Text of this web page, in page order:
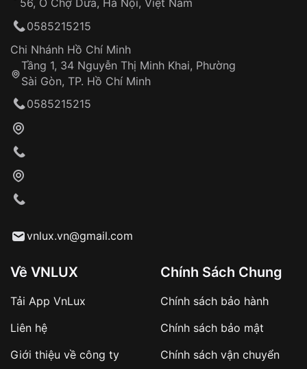
Khách hàng kiểm tra và thanh toán trực tiếp
Từ khóa SEO:
sản phẩm đặc biệt
hàng
Đảm bảo quyền lợi khách hàng
Đồng hành cùng khách hàng trong suốt quá
trình sử dụng
56, Ô Chợ Dừa, Hà Nội, Việt Nam
0585215215
Chi Nhánh Hồ Chí Minh
Tầng 1, 34 Nguyễn Thị Minh Khai, Phường
Sài Gòn, TP. Hồ Chí Minh
0585215215
vnlux.vn@gmail.com
Về VNLUX
Tải App VnLux
Liên hệ
Giới thiệu về công ty
Chính Sách Chung
Chính sách bảo hành
Chính sách bảo mật
Chính sách vận chuyển